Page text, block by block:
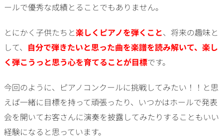
ールで優秀な成績とることでもありません。
とにかく子供たちと楽しくピアノを弾くこと、将来の趣味と
して、 自分で弾きたいと思った曲を楽譜を読み解いて、楽し
く弾こうっと思う心を育てることが目標です。
今回のように、ピアノコンクールに挑戦してみたい！！と思
えば一緒に目標を持って頑張ったり、いつかはホールで発表
会を開いてお客さんに演奏を披露してみたりすることもいい
経験になると思っています。